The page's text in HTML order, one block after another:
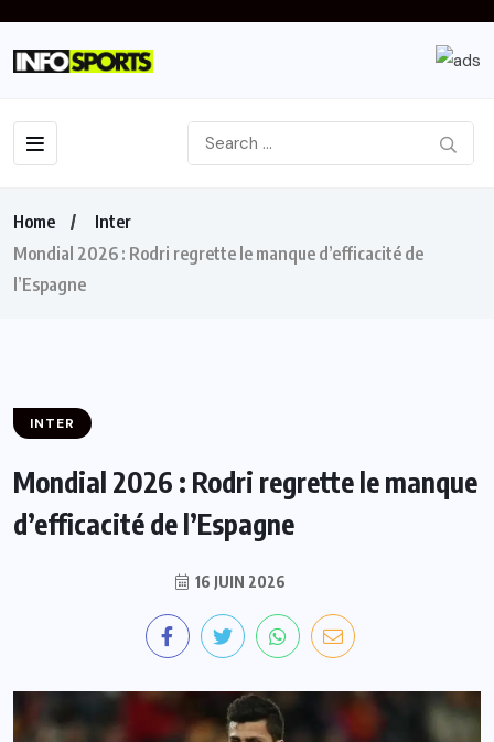
Home
Inter
Mondial 2026 : Rodri regrette le manque d’efficacité de
l’Espagne
INTER
Mondial 2026 : Rodri regrette le manque
d’efficacité de l’Espagne
16 JUIN 2026